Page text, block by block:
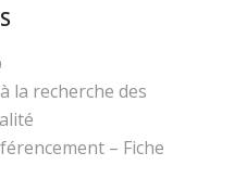
la recherche des
– Fiche